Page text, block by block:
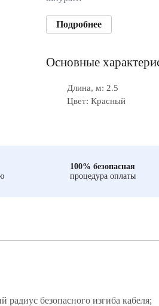
Подробнее
Основные
Длина, м: 2.5
Цвет: Красный
100% безопасная
процедура оплаты
радиус безопасного изгиба кабеля;